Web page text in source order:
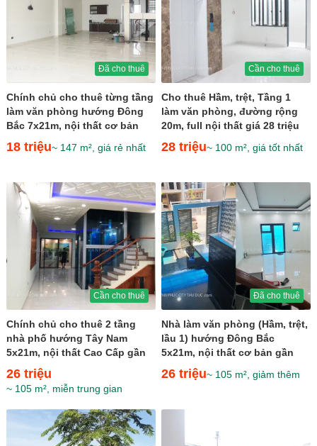
Đã cho thuê
Chính chủ cho thuê từng tầng
làm văn phòng hướng Đông
Bắc 7x21m, nội thất cơ bản
giá 18 triệu
18 triệu~ 147 m², giá rẻ nhất
Cần cho thuê
Cho thuê Hầm, trệt, Tầng 1
làm văn phòng, đường rộng
20m, full nội thất giá 28 triệu
28 triệu~ 100 m², giá tốt nhất
Cần cho thuê
Chính chủ cho thuê 2 tầng
nhà phố hướng Tây Nam
5x21m, nội thất Cao Cấp gần
sân tennis giá 26 triệu
26 triệu
~ 105 m², miễn trung gian
Đã cho thuê
Nhà làm văn phòng (Hầm, trệt,
lầu 1) hướng Đông Bắc
5x21m, nội thất cơ bản gần
trường Emasi giá 26...
26 triệu~ 105 m², giảm thêm